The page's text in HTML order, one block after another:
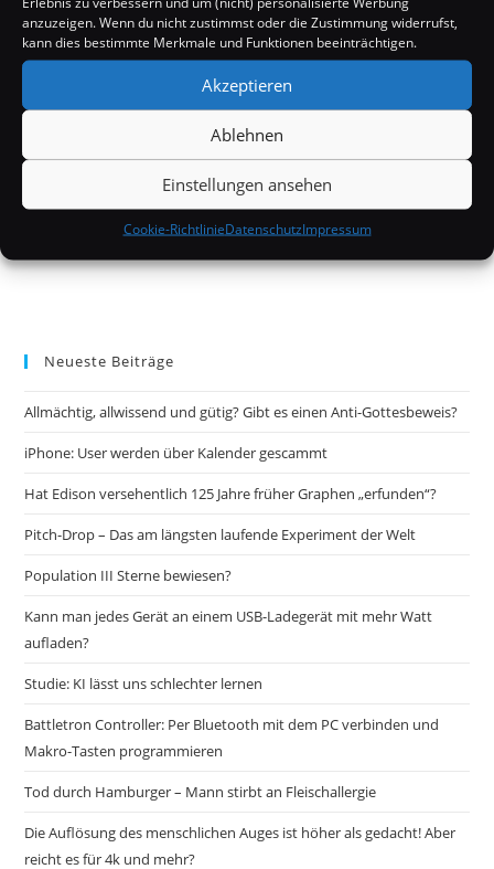
anzuzeigen. Wenn du nicht zustimmst oder die Zustimmung widerrufst,
kann dies bestimmte Merkmale und Funktionen beeinträchtigen.
Akzeptieren
Ablehnen
Einstellungen ansehen
Cookie-RichtlinieDatenschutzImpressum
Neueste Beiträge
Allmächtig, allwissend und gütig? Gibt es einen Anti-Gottesbeweis?
iPhone: User werden über Kalender gescammt
Hat Edison versehentlich 125 Jahre früher Graphen „erfunden“?
Pitch-Drop – Das am längsten laufende Experiment der Welt
Population III Sterne bewiesen?
Kann man jedes Gerät an einem USB-Ladegerät mit mehr Watt
aufladen?
Studie: KI lässt uns schlechter lernen
Battletron Controller: Per Bluetooth mit dem PC verbinden und
Makro-Tasten programmieren
Tod durch Hamburger – Mann stirbt an Fleischallergie
Die Auflösung des menschlichen Auges ist höher als gedacht! Aber
reicht es für 4k und mehr?